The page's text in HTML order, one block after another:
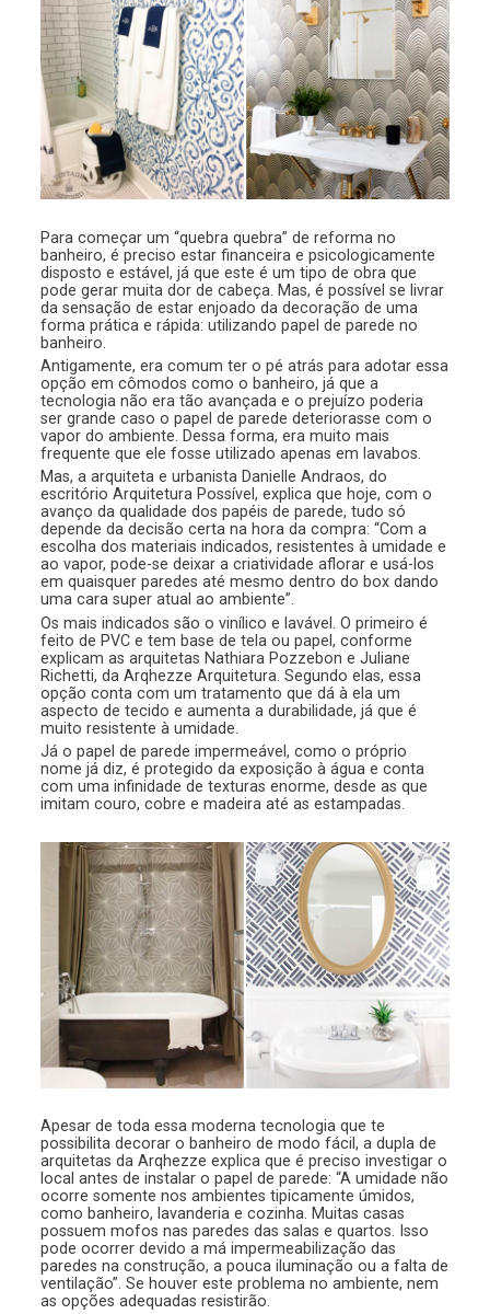
Para começar um “quebra quebra” de reforma no
banheiro, é preciso estar financeira e psicologicamente
disposto e estável, já que este é um tipo de obra que
pode gerar muita dor de cabeça. Mas, é possível se livrar
da sensação de estar enjoado da decoração de uma
forma prática e rápida: utilizando papel de parede no
banheiro.
Antigamente, era comum ter o pé atrás para adotar essa
opção em cômodos como o banheiro, já que a
tecnologia não era tão avançada e o prejuízo poderia
ser grande caso o papel de parede deteriorasse com o
vapor do ambiente. Dessa forma, era muito mais
frequente que ele fosse utilizado apenas em lavabos.
Mas, a arquiteta e urbanista Danielle Andraos, do
escritório Arquitetura Possível, explica que hoje, com o
avanço da qualidade dos papéis de parede, tudo só
depende da decisão certa na hora da compra: “Com a
escolha dos materiais indicados, resistentes à umidade e
ao vapor, pode-se deixar a criatividade aflorar e usá-los
em quaisquer paredes até mesmo dentro do box dando
uma cara super atual ao ambiente”.
Os mais indicados são o vinílico e lavável. O primeiro é
feito de PVC e tem base de tela ou papel, conforme
explicam as arquitetas Nathiara Pozzebon e Juliane
Richetti, da Arqhezze Arquitetura. Segundo elas, essa
opção conta com um tratamento que dá à ela um
aspecto de tecido e aumenta a durabilidade, já que é
muito resistente à umidade.
Já o papel de parede impermeável, como o próprio
nome já diz, é protegido da exposição à água e conta
com uma infinidade de texturas enorme, desde as que
imitam couro, cobre e madeira até as estampadas.
Apesar de toda essa moderna tecnologia que te
possibilita decorar o banheiro de modo fácil, a dupla de
arquitetas da Arqhezze explica que é preciso investigar o
local antes de instalar o papel de parede: “A umidade não
ocorre somente nos ambientes tipicamente úmidos,
como banheiro, lavanderia e cozinha. Muitas casas
possuem mofos nas paredes das salas e quartos. Isso
pode ocorrer devido a má impermeabilização das
paredes na construção, a pouca iluminação ou a falta de
ventilação”. Se houver este problema no ambiente, nem
as opções adequadas resistirão.